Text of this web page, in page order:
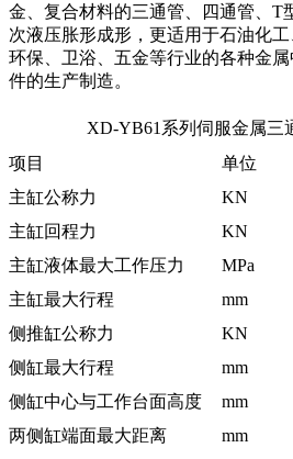
金、复合材料的三通管、四通管、T
次液压胀形成形，更适用于石油化工
环保、卫浴、五金等行业的各种金
件的生产制造。
XD-YB61系列伺服金属三
项目
单位
主缸公称力
KN
主缸回程力
KN
主缸液体最大工作压力
MPa
主缸最大行程
mm
侧推缸公称力
KN
侧缸最大行程
mm
侧缸中心与工作台面高度
mm
两侧缸端面最大距离
mm